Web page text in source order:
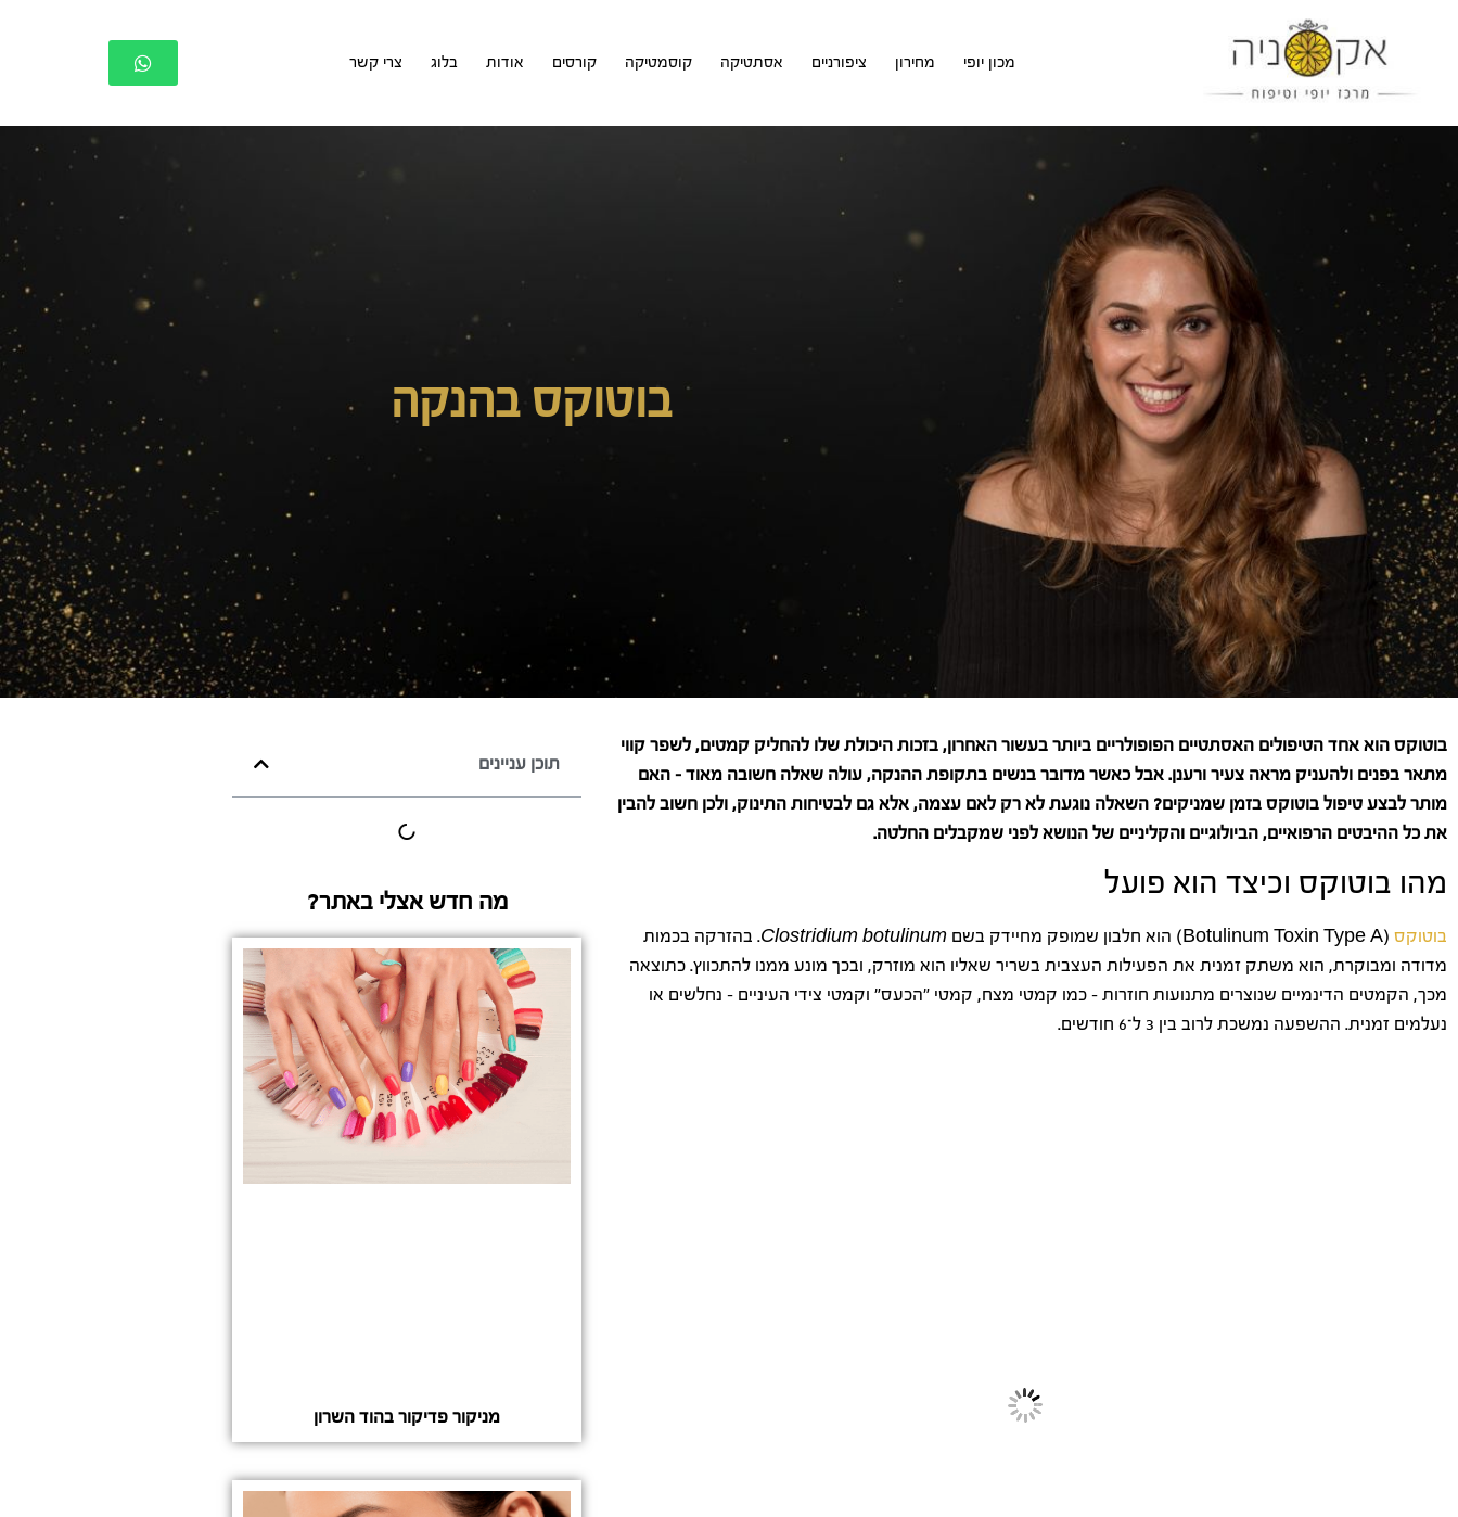
מכון יופי מחירון ציפורניים אסתטיקה קוסמטיקה קורסים אודות בלוג צרי קשר
בוטוקס בהנקה
בוטוקס הוא אחד הטיפולים האסתטיים הפופולריים ביותר בעשור האחרון, בזכות היכולת שלו להחליק קמטים, לשפר קווי
מתאר בפנים ולהעניק מראה צעיר ורענן. אבל כאשר מדובר בנשים בתקופת ההנקה, עולה שאלה חשובה מאוד – האם
מותר לבצע טיפול בוטוקס בזמן שמניקים? השאלה נוגעת לא רק לאם עצמה, אלא גם לבטיחות התינוק, ולכן חשוב להבין
את כל ההיבטים הרפואיים, הביולוגיים והקליניים של הנושא לפני שמקבלים החלטה.
מהו בוטוקס וכיצד הוא פועל
בוטוקס (Botulinum Toxin Type A) הוא חלבון שמופק מחיידק בשם Clostridium botulinum. בהזרקה בכמות
מדודה ומבוקרת, הוא משתק זמנית את הפעילות העצבית בשריר שאליו הוא מוזרק, ובכך מונע ממנו להתכווץ. כתוצאה
מכך, הקמטים הדינמיים שנוצרים מתנועות חוזרות – כמו קמטי מצח, קמטי "הכעס" וקמטי צידי העיניים – נחלשים או
נעלמים זמנית. ההשפעה נמשכת לרוב בין 3 ל־6 חודשים.
תוכן עניינים
מה חדש אצלי באתר?
מניקור פדיקור בהוד השרון